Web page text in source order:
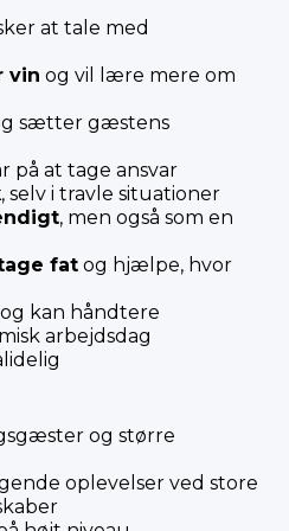
at tale med
vin og vil lære mere om
sætter gæstens
på at tage ansvar
, selv i travle situationer
, men også som en
fat og hjælpe, hvor
og kan håndtere
arbejdsdag
og større
oplevelser ved store